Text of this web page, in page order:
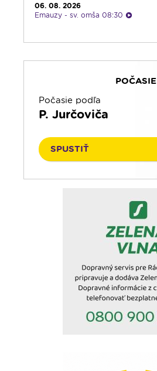
06. 08. 2026
Emauzy - sv. omša 08:30
05. 08. 2026
Kalendár prírody
Rozhovor týždňa
05. 08. 2026
POČASIE
Počasie podľa
P. Jurčoviča
SPUSTIŤ